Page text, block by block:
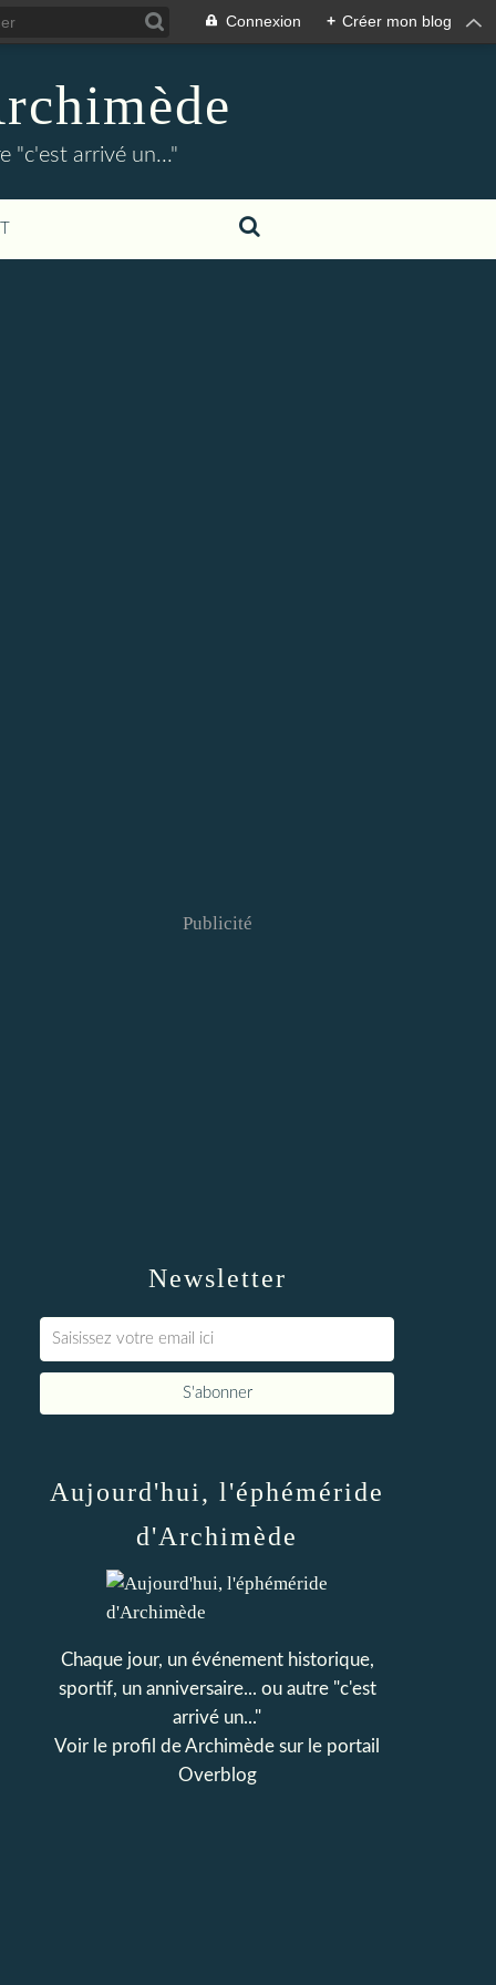
Connexion + Créer mon blog
"c'est arrivé un..."
Newsletter
Publicité
Aujourd'hui, l'éphéméride
d'Archimède
Chaque jour, un événement historique,
sportif, un anniversaire... ou autre "c'est
arrivé un..."
Voir le profil deArchimède sur le portail
Overblog